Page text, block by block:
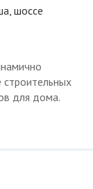
шоссе
для дома.